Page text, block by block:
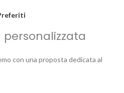
personalizzata
con una proposta dedicata al